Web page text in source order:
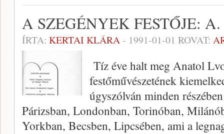
A SZEGÉNYEK FESTŐJE:
ÍRTA: KERTAI KLÁRA- 1991-01-01 ROVAT:
Tíz éve halt meg Anatol
festőmű­vészetének
úgyszólván minden
Párizsban, Londonban, Torinóban,
Yorkban, Becsben, Lipcsében, ami a